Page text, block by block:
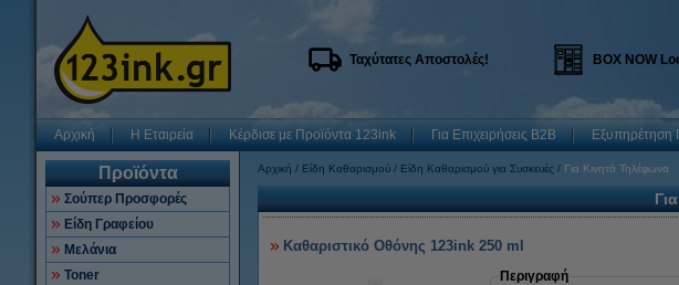
Ταχύτατες Αποστολές! BOX NOW
Αρχική Η Εταιρεία Κέρδισε με Προϊόντα 123ink Για Επιχειρήσεις B2B Εξυπηρέτηση
Προϊόντα
Σούπερ Προσφορές
Είδη Γραφείου
Μελάνια
Toner
Αρχική Είδη Καθαρισμού Είδη Καθαρισμού για Συσκευές Για Κινητά Τηλέφωνα
Καθαριστικό Οθόνης 123ink 250 ml
Περιγραφή